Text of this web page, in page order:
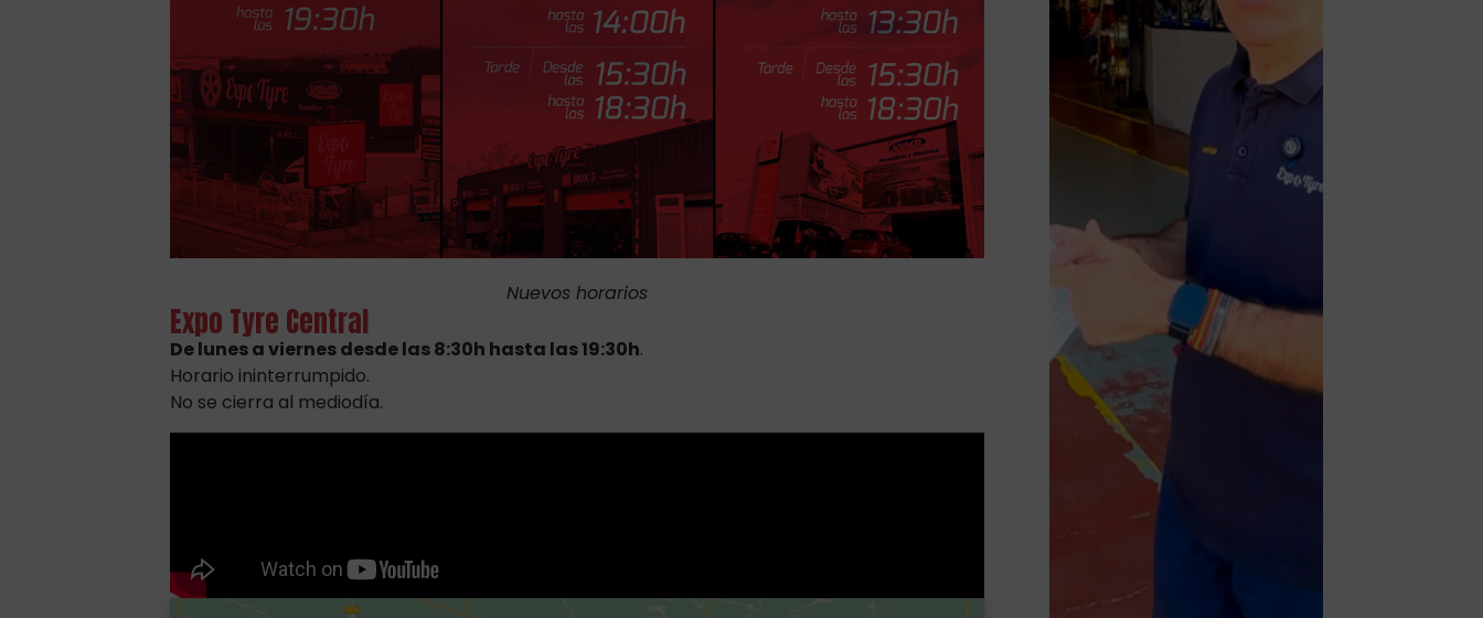
Nuevos horarios
Expo Tyre Central
De lunes a viernes desde las 8:30h hasta las 19:30h.
Horario ininterrumpido.
No se cierra al mediodía.